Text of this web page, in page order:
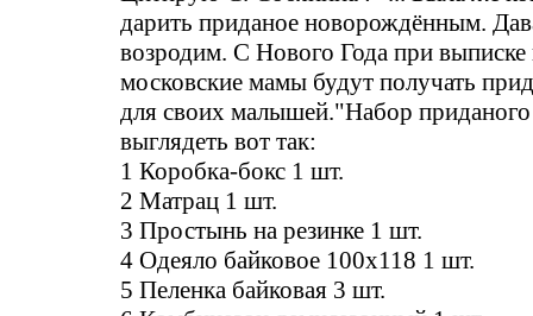
дарить приданое новорождённым.
возродим. С Нового Года при выписке
московские мамы будут получать
для своих малышей."Набор приданого
выглядеть вот так:
1 Коробка-бокс 1 шт.
2 Матрац 1 шт.
3 Простынь на резинке 1 шт.
4 Одеяло байковое 100х118 1 шт.
5 Пеленка байковая 3 шт.